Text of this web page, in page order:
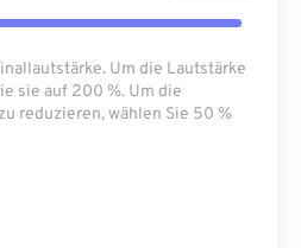
Um die Lautstärke
sie auf 200 %. Um die
reduzieren, wählen Sie 50 %